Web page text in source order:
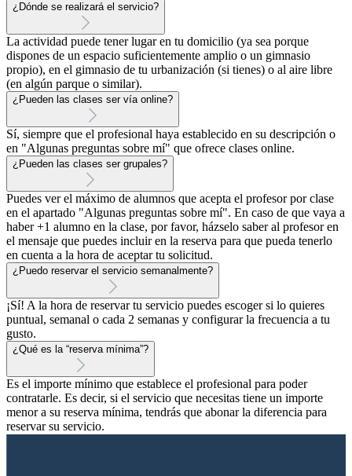
¿Dónde se realizará el servicio?
La actividad puede tener lugar en tu domicilio (ya sea porque
dispones de un espacio suficientemente amplio o un gimnasio
propio), en el gimnasio de tu urbanización (si tienes) o al aire libre
(en algún parque o similar).
¿Pueden las clases ser vía online?
Sí, siempre que el profesional haya establecido en su descripción o
en "Algunas preguntas sobre mí" que ofrece clases online.
¿Pueden las clases ser grupales?
Puedes ver el máximo de alumnos que acepta el profesor por clase
en el apartado "Algunas preguntas sobre mí". En caso de que vaya a
haber +1 alumno en la clase, por favor, házselo saber al profesor en
el mensaje que puedes incluir en la reserva para que pueda tenerlo
en cuenta a la hora de aceptar tu solicitud.
¿Puedo reservar el servicio semanalmente?
¡Sí! A la hora de reservar tu servicio puedes escoger si lo quieres
puntual, semanal o cada 2 semanas y configurar la frecuencia a tu
gusto.
¿Qué es la “reserva mínima”?
Es el importe mínimo que establece el profesional para poder
contratarle. Es decir, si el servicio que necesitas tiene un importe
menor a su reserva mínima, tendrás que abonar la diferencia para
reservar su servicio.